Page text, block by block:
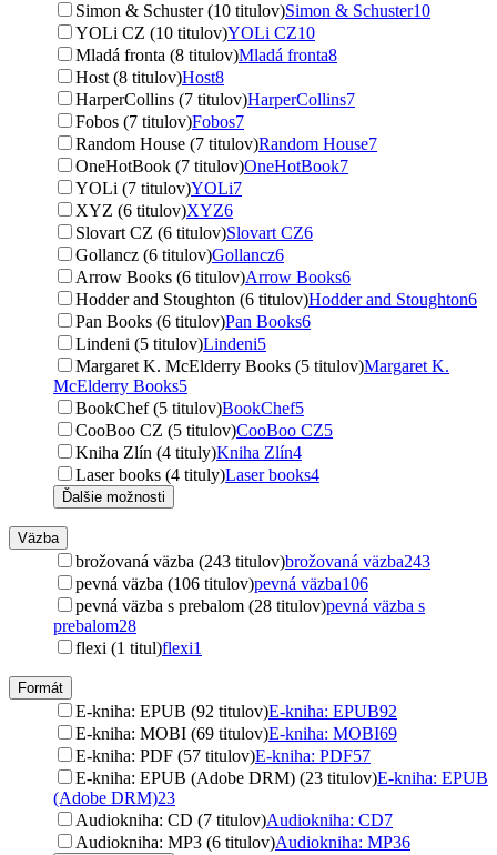
Simon & Schuster (10 titulov)Simon & Schuster10
YOLi CZ (10 titulov)YOLi CZ10
Mladá fronta (8 titulov)Mladá fronta8
Host (8 titulov)Host8
HarperCollins (7 titulov)HarperCollins7
Fobos (7 titulov)Fobos7
Random House (7 titulov)Random House7
OneHotBook (7 titulov)OneHotBook7
YOLi (7 titulov)YOLi7
XYZ (6 titulov)XYZ6
Slovart CZ (6 titulov)Slovart CZ6
Gollancz (6 titulov)Gollancz6
Arrow Books (6 titulov)Arrow Books6
Hodder and Stoughton (6 titulov)Hodder and Stoughton6
Pan Books (6 titulov)Pan Books6
Lindeni (5 titulov)Lindeni5
Margaret K. McElderry Books (5 titulov)Margaret K.
McElderry Books5
BookChef (5 titulov)BookChef5
CooBoo CZ (5 titulov)CooBoo CZ5
Kniha Zlín (4 tituly)Kniha Zlín4
Laser books (4 tituly)Laser books4
Ďalšie možnosti
Väzba
brožovaná väzba (243 titulov)brožovaná väzba243
pevná väzba (106 titulov)pevná väzba106
pevná väzba s prebalom (28 titulov)pevná väzba s
prebalom28
flexi (1 titul)flexi1
Formát
E-kniha: EPUB (92 titulov)E-kniha: EPUB92
E-kniha: MOBI (69 titulov)E-kniha: MOBI69
E-kniha: PDF (57 titulov)E-kniha: PDF57
E-kniha: EPUB (Adobe DRM) (23 titulov)E-kniha: EPUB
(Adobe DRM)23
Audiokniha: CD (7 titulov)Audiokniha: CD7
Audiokniha: MP3 (6 titulov)Audiokniha: MP36